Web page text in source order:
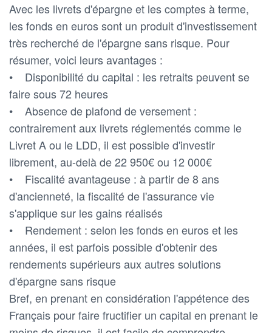
Avec les livrets d'épargne et les comptes à terme,
les fonds en euros sont un produit d'investissement
très recherché de l'épargne sans risque. Pour
résumer, voici leurs avantages :
• Disponibilité du capital : les retraits peuvent se
faire sous 72 heures
• Absence de plafond de versement :
contrairement aux livrets réglementés comme le
Livret A ou le LDD, il est possible d'investir
librement, au-delà de 22 950€ ou 12 000€
• Fiscalité avantageuse : à partir de 8 ans
d'ancienneté, la fiscalité de l'assurance vie
s'applique sur les gains réalisés
• Rendement : selon les fonds en euros et les
années, il est parfois possible d'obtenir des
rendements supérieurs aux autres solutions
d'épargne sans risque
Bref, en prenant en considération l'appétence des
Français pour faire fructifier un capital en prenant le